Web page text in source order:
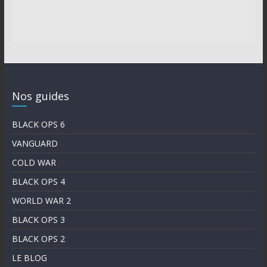
Nos guides
BLACK OPS 6
VANGUARD
COLD WAR
BLACK OPS 4
WORLD WAR 2
BLACK OPS 3
BLACK OPS 2
LE BLOG